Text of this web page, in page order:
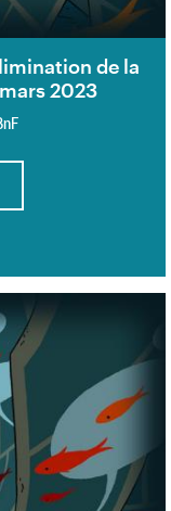
de la
2023